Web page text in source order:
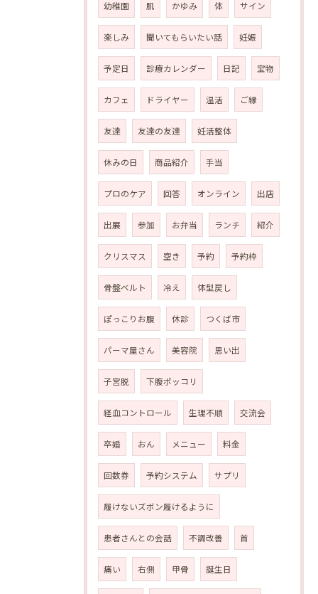
幼稚園 肌 かゆみ 体 サイン
楽しみ 聞いてもらいたい話 妊娠
予定日 診療カレンダー 日記 宝物
カフェ ドライヤー 温活 ご縁
友達 友達の友達 妊活整体
休みの日 商品紹介 手当
プロのケア 回答 オンライン 出店
出展 参加 お弁当 ランチ 紹介
クリスマス 空き 予約 予約枠
骨盤ベルト 冷え 体型戻し
ぽっこりお腹 休診 つくば市
パーマ屋さん 美容院 思い出
子宮脱 下腹ポッコリ
経血コントロール 生理不順 交流会
卒婚 おん メニュー 料金
回数券 予約システム サプリ
履けないズボン履けるように
患者さんとの会話 不調改善 首
痛い 右側 甲骨 誕生日